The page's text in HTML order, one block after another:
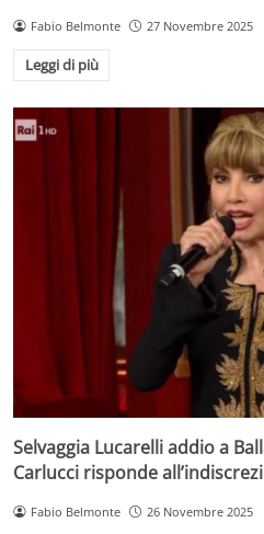
Fabio Belmonte 27 Novembre 2025
Leggi di più
Selvaggia Lucarelli addio a
Carlucci risponde
Fabio Belmonte 26 Novembre 2025